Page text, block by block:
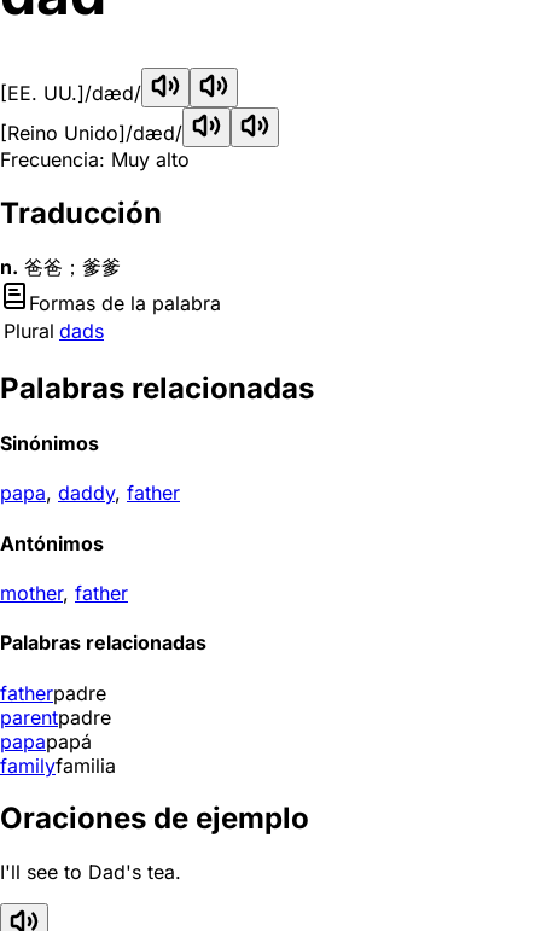
[EE. UU.]/dæd/
[Reino Unido]/dæd/
Frecuencia: Muy alto
Traducción
n. 爸爸；爹爹
Formas de la palabra
Plural dads
Palabras relacionadas
Sinónimos
papa, daddy, father
Antónimos
mother, father
Palabras relacionadas
fatherpadre
parentpadre
papapapá
familyfamilia
Oraciones de ejemplo
I'll see to Dad's tea.